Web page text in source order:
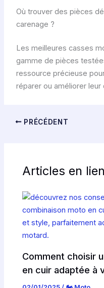
c
t
r
i
s
t
Où trouver des pièces
carenage ?
Les meilleures casses
gamme de pièces
ressource précieuse
réparer ou améliorer leur
PRÉCÉDENT
Articles en lien
Comment choisir
en cuir adaptée à